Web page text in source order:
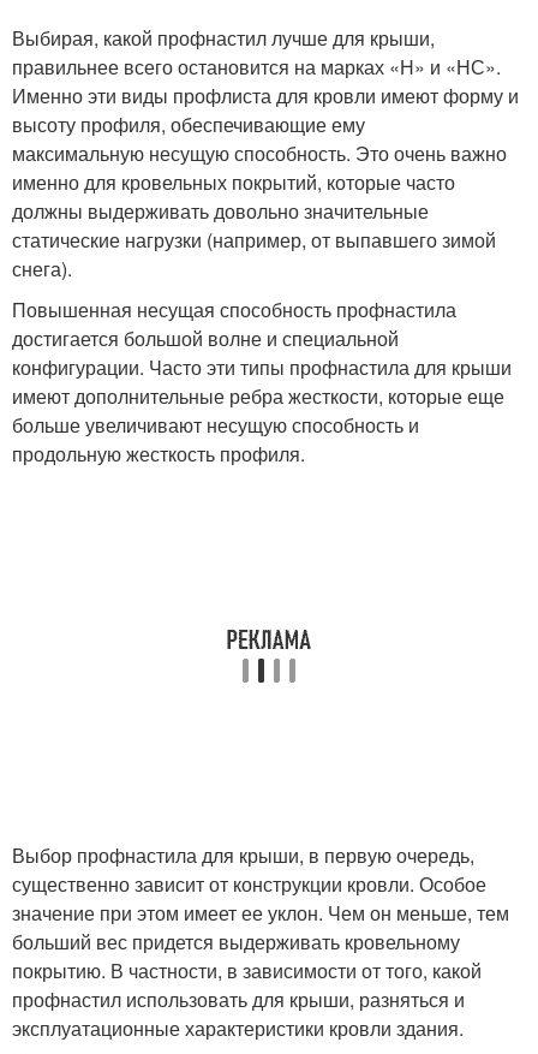
Выбирая, какой профнастил лучше для крыши,
правильнее всего остановится на марках «Н» и «НС».
Именно эти виды профлиста для кровли имеют форму и
высоту профиля, обеспечивающие ему
максимальную несущую способность. Это очень важно
именно для кровельных покрытий, которые часто
должны выдерживать довольно значительные
статические нагрузки (например, от выпавшего зимой
снега).
Повышенная несущая способность профнастила
достигается большой волне и специальной
конфигурации. Часто эти типы профнастила для крыши
имеют дополнительные ребра жесткости, которые еще
больше увеличивают несущую способность и
продольную жесткость профиля.
Выбор профнастила для крыши, в первую очередь,
существенно зависит от конструкции кровли. Особое
значение при этом имеет ее уклон. Чем он меньше, тем
больший вес придется выдерживать кровельному
покрытию. В частности, в зависимости от того, какой
профнастил использовать для крыши, разняться и
эксплуатационные характеристики кровли здания.